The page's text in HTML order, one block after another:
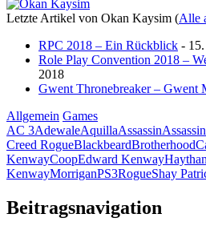
Letzte Artikel von Okan Kaysim (Alle
RPC 2018 – Ein Rückblick -
Role Play Convention 2018 –
2018
Gwent Thronebreaker – Gwent
Allgemein Games
AC 3AdewaleAquillaAssassin
Creed RogueBlackbeardBrotherhood
KenwayCoopEdward Kenway
KenwayMorriganPS3RogueShay
Beitragsnavigation